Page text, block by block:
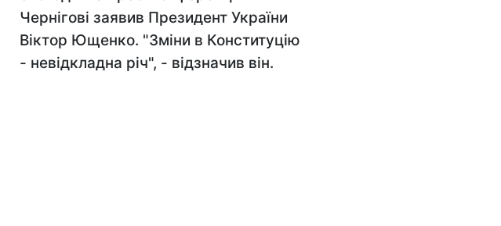
Чернігові заявив Президент України
Віктор Ющенко. "Зміни в Конституцію
- невідкладна річ", - відзначив він.